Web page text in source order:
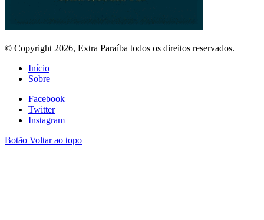
© Copyright 2026, Extra Paraíba todos os direitos reservados.
Início
Sobre
Facebook
Twitter
Instagram
Botão Voltar ao topo